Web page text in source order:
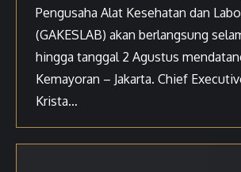
Pengusaha Alat Kesehatan dan
(GAKESLAB) akan berlangsung
hingga tanggal 2 Agustus
Kemayoran – Jakarta. Chief
Krista…